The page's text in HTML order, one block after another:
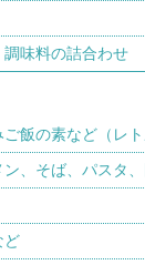
味料の詰合わせ
飯の素など（レト
、そば、パスタ、
ど